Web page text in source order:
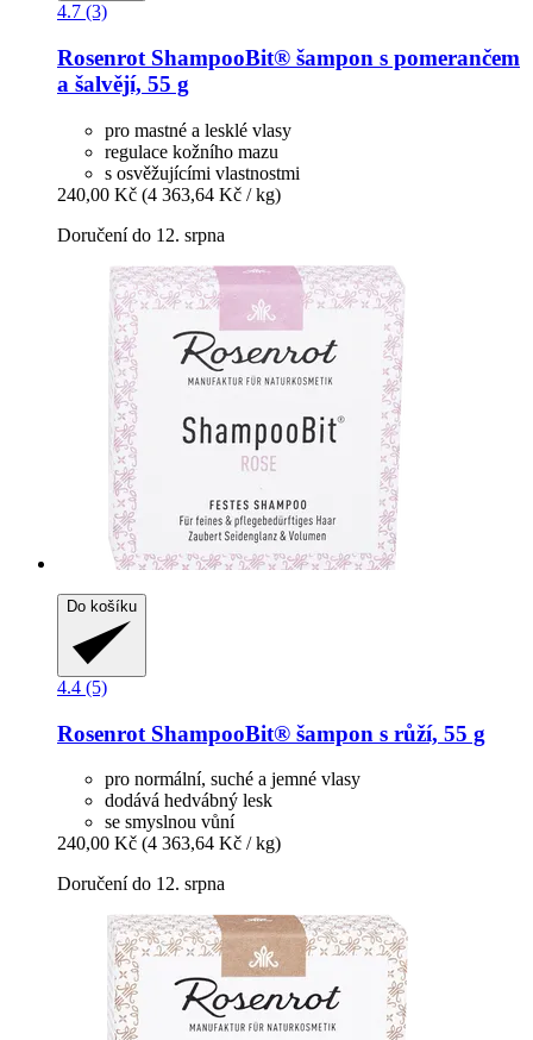
4.7 (3)
Rosenrot ShampooBit® šampon s pomerančem
a šalvějí, 55 g
pro mastné a lesklé vlasy
regulace kožního mazu
s osvěžujícími vlastnostmi
240,00 Kč (4 363,64 Kč / kg)
Doručení do 12. srpna
Do košíku
4.4 (5)
Rosenrot ShampooBit® šampon s růží, 55 g
pro normální, suché a jemné vlasy
dodává hedvábný lesk
se smyslnou vůní
240,00 Kč (4 363,64 Kč / kg)
Doručení do 12. srpna